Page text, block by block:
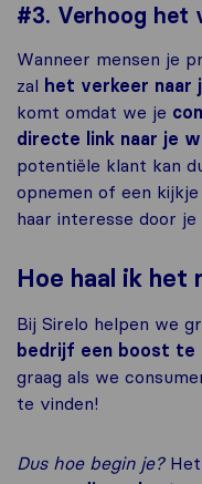
#3. Verhoog het
Wanneer mensen je
zal het verkeer naar
komt omdat we je
directe link naar je
potentiële klant kan
opnemen of een
haar interesse door
Hoe haal ik het
Bij Sirelo helpen we
bedrijf een boost te
graag als we
te vinden!
Dus hoe begin je?Het